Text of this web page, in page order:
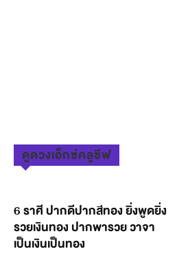
ดูดวงเอ็กซ์คลูซีฟ
6 ราศี ปากดีปากสีทอง ยิ่งพูดยิ่ง
รวยเงินทอง ปากพารวย วาจา
เป็นเงินเป็นทอง